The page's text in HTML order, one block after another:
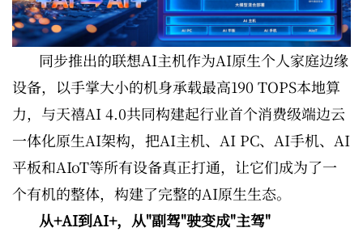
同步推出的联想AI主机作为AI原生个人家庭边缘
设备，以手掌大小的机身承载最高190 TOPS本地算
力，与天禧AI 4.0共同构建起行业首个消费级端边云
一体化原生AI架构，把AI主机、AI PC、AI手机、AI
平板和AIoT等所有设备真正打通，让它们成为了一
个有机的整体，构建了完整的AI原生生态。
从+AI到AI+，从"副驾"驶变成"主驾"